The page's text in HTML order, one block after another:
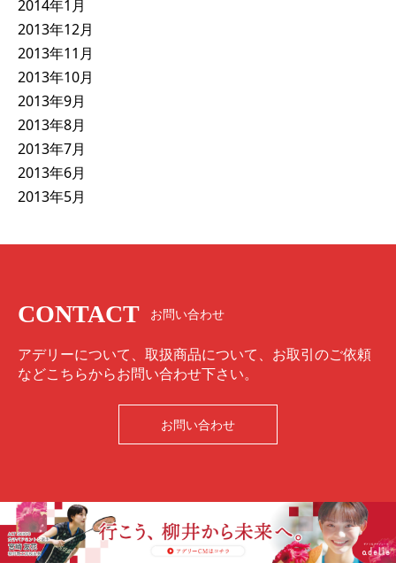
2014年1月
2013年12月
2013年11月
2013年10月
2013年9月
2013年8月
2013年7月
2013年6月
2013年5月
CONTACT お問い合わせ
アデリーについて、取扱商品について、お取引のご依頼
などこちらからお問い合わせ下さい。
お問い合わせ